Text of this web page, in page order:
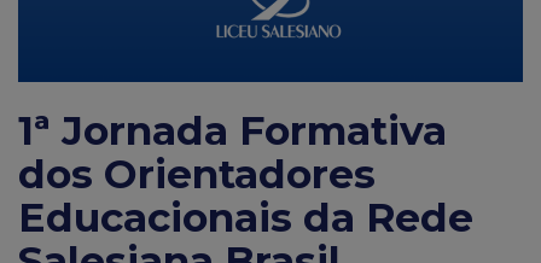
1ª Jornada Formativa
dos Orientadores
Educacionais da Rede